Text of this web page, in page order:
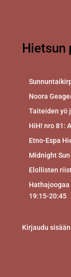
Hietsun
Noora
Taiteiden yö
HiH! nro 81:
Etno-Espa
Midnight
Elollisten
19:15-20:45
Kirjaudu sisään